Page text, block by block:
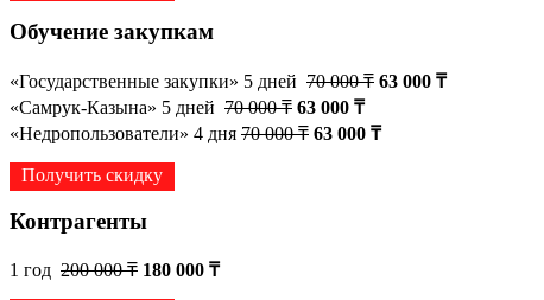
Обучение закупкам
«Государственные закупки» 5 дней 70 000₸ 63 000 ₸
«Самрук-Казына» 5 дней 70 000₸ 63 000 ₸
«Недропользователи» 4 дня 70 000₸ 63 000 ₸
Получить скидку
Контрагенты
1 год 200 000 ₸ 180 000 ₸